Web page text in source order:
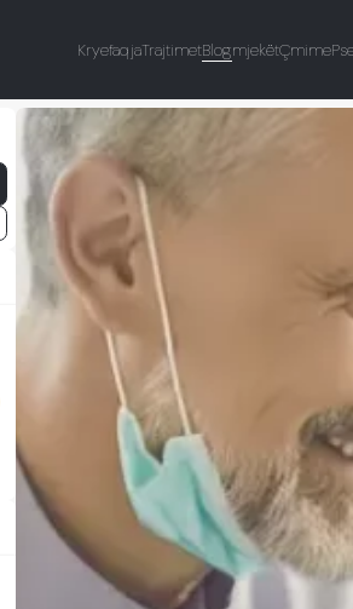
KryefaqjaTrajtimetBlogmjekëtÇmime